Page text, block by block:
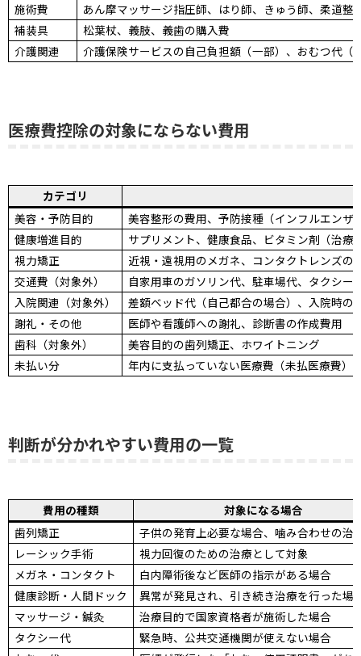
施術費
あん摩マッサージ指圧師、はり師、きゅう師、柔道整
補装具
松葉杖、義肢、義歯の購入費
介護関連
介護保険サービスの自己負担額（一部）、おむつ代（
医療費控除の対象にならない費用
カテゴリ
美容・予防目的
美容整形の費用、予防接種（インフルエン
健康増進目的
サプリメント、健康食品、ビタミン剤（治療
視力矯正
近視・遠視用のメガネ、コンタクトレンズ
交通費（対象外）
自家用車のガソリン代、駐車場代、タクシ
入院関連（対象外）
差額ベッド代（自己都合の場合）、入院時の
謝礼・その他
医師や看護師への謝礼、診断書の作成費用
歯科（対象外）
美容目的の歯列矯正、ホワイトニング
未払い分
年内に支払っていない医療費（未払医療費）
判断が分かれやすい費用の一覧
費用の種類
対象になる場合
歯列矯正
子供の発育上必要な場合、噛み合わせの治
レーシック手術
視力回復のための治療として対象
メガネ・コンタクト
白内障術後など医師の指示がある場合
健康診断・人間ドック
異常が発見され、引き続き治療を行った場
マッサージ・鍼灸
治療目的で国家資格者が施術した場合
タクシー代
緊急時、公共交通機関が使えない場合